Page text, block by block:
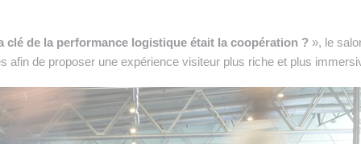
clé de la performance logistique était la coopération ? », le
afin de proposer une expérience visiteur plus riche et plus